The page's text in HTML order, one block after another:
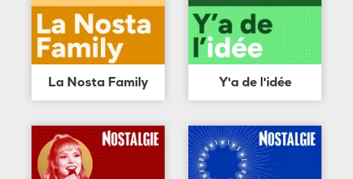
La Nosta Family Y'a de l'idée